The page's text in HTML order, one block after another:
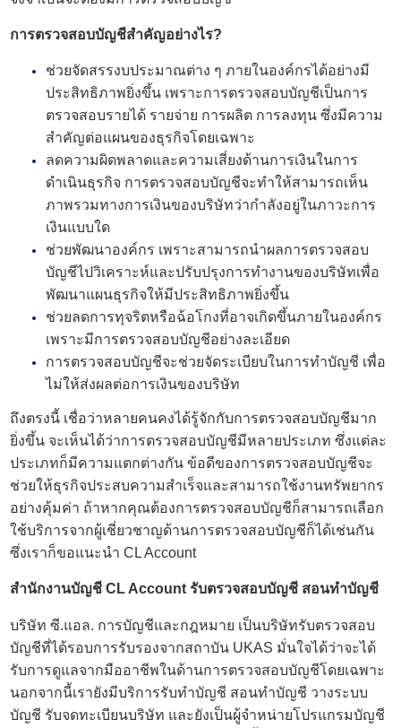
การตรวจสอบบัญชีสำคัญอย่างไร?
ช่วยจัดสรรงบประมาณต่าง ๆ ภายในองค์กรได้อย่างมี
ประสิทธิภาพยิ่งขึ้น เพราะการตรวจสอบบัญชีเป็นการ
ตรวจสอบรายได้ รายจ่าย การผลิต การลงทุน ซึ่งมีความ
สำคัญต่อแผนของธุรกิจโดยเฉพาะ
ลดความผิดพลาดและความเสี่ยงด้านการเงินในการ
ดำเนินธุรกิจ การตรวจสอบบัญชีจะทำให้สามารถเห็น
ภาพรวมทางการเงินของบริษัทว่ากำลังอยู่ในภาวะการ
เงินแบบใด
ช่วยพัฒนาองค์กร เพราะสามารถนำผลการตรวจสอบ
บัญชีไปวิเคราะห์และปรับปรุงการทำงานของบริษัทเพื่อ
พัฒนาแผนธุรกิจให้มีประสิทธิภาพยิ่งขึ้น
ช่วยลดการทุจริตหรือฉ้อโกงที่อาจเกิดขึ้นภายในองค์กร
เพราะมีการตรวจสอบบัญชีอย่างละเอียด
การตรวจสอบบัญชีจะช่วยจัดระเบียบในการทำบัญชี เพื่อ
ไม่ให้ส่งผลต่อการเงินของบริษัท
ถึงตรงนี้ เชื่อว่าหลายคนคงได้รู้จักกับการตรวจสอบบัญชีมาก
ยิ่งขึ้น จะเห็นได้ว่าการตรวจสอบบัญชีมีหลายประเภท ซึ่งแต่ละ
ประเภทก็มีความแตกต่างกัน ข้อดีของการตรวจสอบบัญชีจะ
ช่วยให้ธุรกิจประสบความสำเร็จและสามารถใช้งานทรัพยากร
อย่างคุ้มค่า ถ้าหากคุณต้องการตรวจสอบบัญชีก็สามารถเลือก
ใช้บริการจากผู้เชี่ยวชาญด้านการตรวจสอบบัญชีก็ได้เช่นกัน
ซึ่งเราก็ขอแนะนำ CL Account
สำนักงานบัญชี CL Account รับตรวจสอบบัญชี สอนทำบัญชี
บริษัท ซี.แอล. การบัญชีและกฎหมาย เป็นบริษัทรับตรวจสอบ
บัญชีที่ได้รอบการรับรองจากสถาบัน UKAS มั่นใจได้ว่าจะได้
รับการดูแลจากมืออาชีพในด้านการตรวจสอบบัญชีโดยเฉพาะ
นอกจากนี้เรายังมีบริการรับทำบัญชี สอนทำบัญชี วางระบบ
บัญชี รับจดทะเบียนบริษัท และยังเป็นผู้จำหน่ายโปรแกรมบัญชี